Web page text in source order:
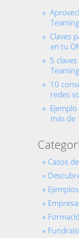
Claves
en tu
5
Teaming
10
redes
más de
Casos